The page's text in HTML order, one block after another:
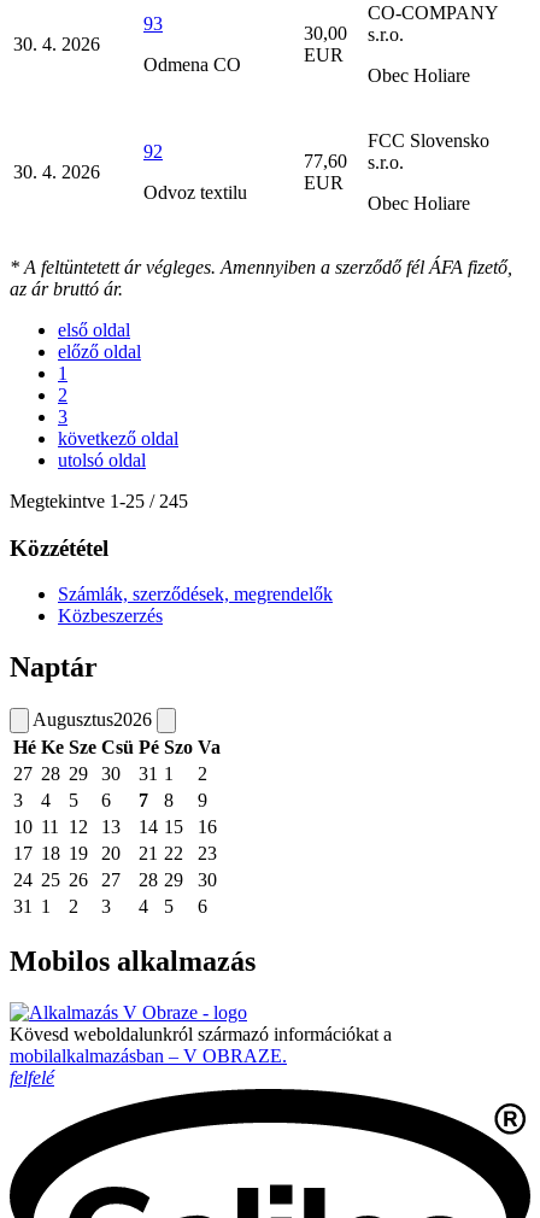
30. 4. 2026
93
Odmena CO
30,00
EUR
CO-COMPANY
s.r.o.
Obec Holiare
30. 4. 2026
92
Odvoz textilu
77,60
EUR
FCC Slovensko
s.r.o.
Obec Holiare
* A feltüntetett ár végleges. Amennyiben a szerződő fél ÁFA fizető,
az ár bruttó ár.
első oldal
előző oldal
1
2
3
következő oldal
utolsó oldal
Megtekintve 1-25 / 245
Közzététel
Számlák, szerződések, megrendelők
Közbeszerzés
Naptár
Augusztus2026
Hé Ke Sze Csü Pé Szo Va
27 28 29 30 31 1
2
3
4 5 6 7 8
9
10 11 12 13 14 15
16
17 18 19 20 21 22
23
24 25 26 27 28 29
30
31
1 2 3 4 5 6
Mobilos alkalmazás
Kövesd weboldalunkról származó információkat a
mobilalkalmazásban – V OBRAZE.
felfelé